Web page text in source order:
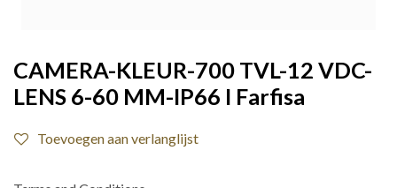
CAMERA-KLEUR-700 TVL-12 VDC-
LENS 6-60 MM-IP66 I Farfisa
Toevoegen aan verlanglijst